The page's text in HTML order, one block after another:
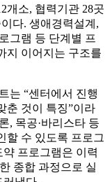
개소, 협력기관 28곳
다. 생애경력설계,
그램 등 단계별 프
지 이어지는 구조를
는 “센터에서 진행
춘 것이 특징”이라
, 목공·바리스타 등
할 수 있도록 프로그
프로그램은 이력
종합 과정으로 실